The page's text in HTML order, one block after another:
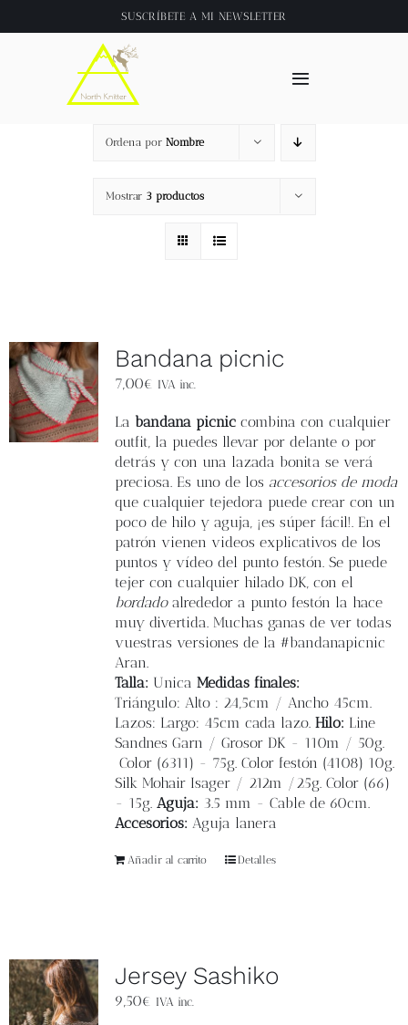
al
SUSCRÍBETE A MI NEWSLETTER
Toggle
Inicio
About
Tienda
Videos
Blog
Contacto
Newsletter
Carrito
Mi cuenta
Ordena por Nombre
Mostrar 3 productos
Bandana picnic
7,00€ IVA inc.
La bandana picniccombina con cualquier
outfit, la puedes llevar por delante o por
detrás y con una lazada bonita se verá
preciosa. Es uno de los accesorios de moda
que cualquier tejedora puede crear con un
poco de hilo y aguja, ¡es súper fácil!. En el
patrón vienen videos explicativos de los
puntos y vídeo del punto festón. Se puede
tejer con cualquier hilado DK, con el
bordadoalrededor a punto festón la hace
muy divertida. Muchas ganas de ver todas
vuestras versiones de la #bandanapicnic
Aran.
Talla: Unica Medidas finales:
Triángulo: Alto : 24,5cm / Ancho 45cm.
Lazos: Largo: 45cm cada lazo. Hilo: Line
Sandnes Garn / Grosor DK - 110m / 50g.
Color (6311) - 75g. Color festón (4108) 10g.
Silk Mohair Isager / 212m /25g. Color (66)
- 15g. Aguja: 3.5 mm - Cable de 60cm.
Accesorios: Aguja lanera
Añadir al carrito Detalles
Jersey Sashiko
9,50€ IVA inc.